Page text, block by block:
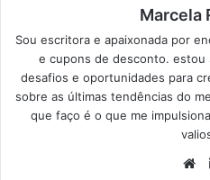
Marcela
Sou escritora e apaixonada por
e cupons de desconto. estou
desafios e oportunidades para
sobre as últimas tendências do
que faço é o que me